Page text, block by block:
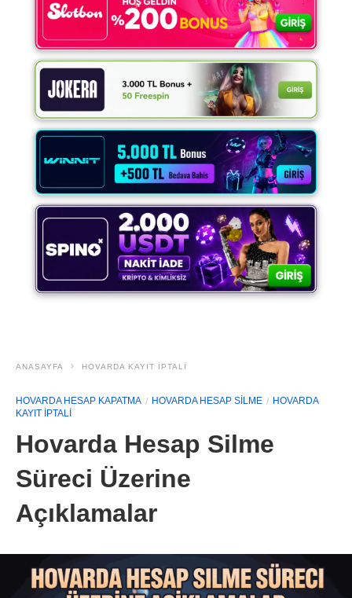
ANASAYFA HOVARDA KAYIT IPTALI
HOVARDA HESAP KAPATMA HOVARDA HESAP SILME
HOVARDA
KAYIT IPTALI
Hovarda Hesap Silme
Süreci Üzerine
Açıklamalar